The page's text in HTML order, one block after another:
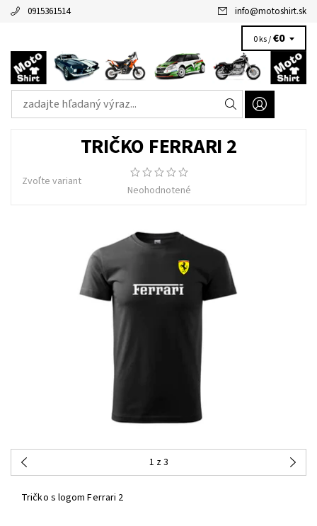
0915361514 info@motoshirt.sk
0 ks /€0
TRIČKO FERRARI 2
Zvoľte variant
Neohodnotené
1 z 3
Tričko s logom Ferrari 2